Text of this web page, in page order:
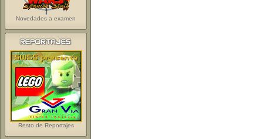
Novedades a examen
Resto de Reportajes